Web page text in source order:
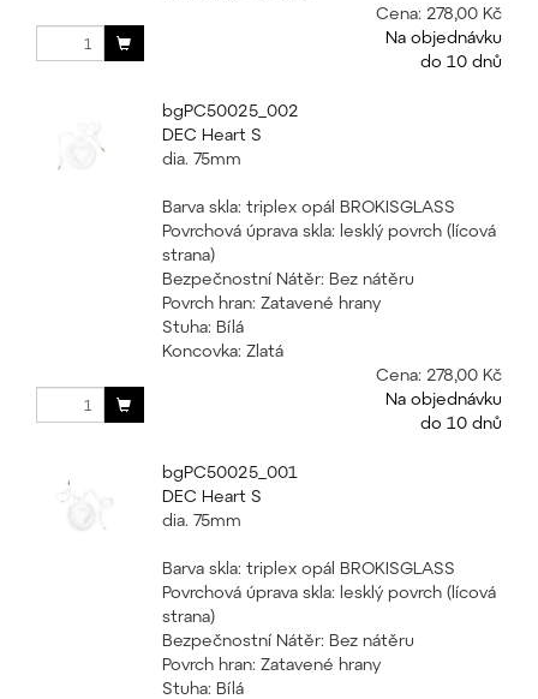
Cena: 278,00 Kč
Na objednávku
do 10 dnů
bgPC50025_002
DEC Heart S
dia. 75mm
Barva skla: triplex opál BROKISGLASS
Povrchová úprava skla: lesklý povrch (lícová
strana)
Bezpečnostní Nátěr: Bez nátěru
Povrch hran: Zatavené hrany
Stuha: Bílá
Koncovka: Zlatá
Cena: 278,00 Kč
Na objednávku
do 10 dnů
bgPC50025_001
DEC Heart S
dia. 75mm
Barva skla: triplex opál BROKISGLASS
Povrchová úprava skla: lesklý povrch (lícová
strana)
Bezpečnostní Nátěr: Bez nátěru
Povrch hran: Zatavené hrany
Stuha: Bílá